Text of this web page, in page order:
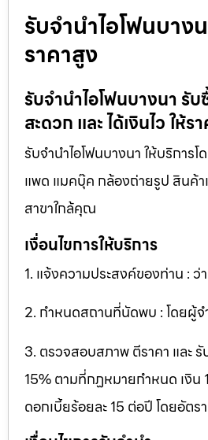
รับจำนำไอโฟนบาง
ราคาสูง
รับจำนำไอโฟนบางนา รั
สะดวก และ ได้เงินไว ให้
รับจำนำไอโฟนบางนา ให้บริการ
แพด แมคบุ๊ค กล้องถ่ายรูป สินค้าแ
สาขาใกล้คุณ
เงื่อนไขการให้บริการ
1. แจ้งความประสงค์ของท่าน : ว่
2. กำหนดสถานที่นัดพบ : โดยผู้จ
3. ตรวจสอบสภาพ ตีราคา และ
15% ตามที่กฏหมายกำหนด เงิน
ดอกเบี้ยร้อยละ 15 ต่อปี โดยอัต